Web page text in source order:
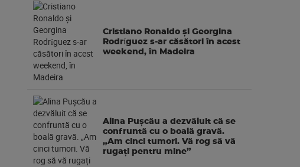
Cristiano Ronaldo și Georgina
Rodríguez s-ar căsători în acest
weekend, în Madeira
Alina Pușcău a dezvăluit că se
confruntă cu o boală gravă.
„Am cinci tumori. Vă rog să vă
rugați pentru mine”